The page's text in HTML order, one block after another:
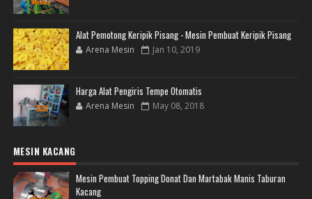
Alat Pemotong Keripik Pisang - Mesin Pembuat Keripik Pisang
Arena Mesin Jan 10, 2019
Harga Alat Pengiris Tempe Otomatis
Arena Mesin May 08, 2018
MESIN KACANG
Mesin Pembuat Topping Donat Dan Martabak Manis Taburan
Kacang